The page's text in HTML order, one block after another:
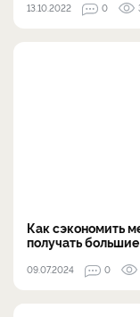
13.10.2022 0
Как сэкономить
получать
09.07.2024 0